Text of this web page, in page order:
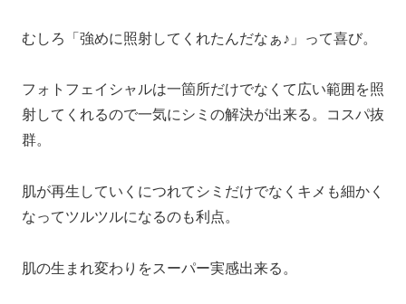
むしろ「強めに照射してくれたんだなぁ♪」って喜び。
フォトフェイシャルは一箇所だけでなくて広い範囲を照
射してくれるので一気にシミの解決が出来る。コスパ抜
群。
肌が再生していくにつれてシミだけでなくキメも細かく
なってツルツルになるのも利点。
肌の生まれ変わりをスーパー実感出来る。